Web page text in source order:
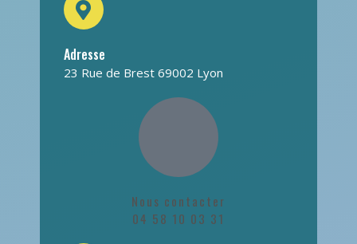
Adresse
23 Rue de Brest 69002 Lyon
Nous contacter
04 58 10 03 31